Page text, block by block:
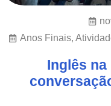
Anos Finais,
Inglês